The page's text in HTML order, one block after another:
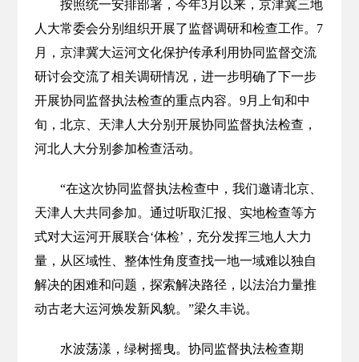
按照统一安排部署，今年3月以来，京津冀三地
人大常委会分别组织开展了监督调研和检查工作。7
月，京津冀大运河文化保护传承利用协同监督交流
研讨会交流了相关调研情况，进一步明确了下一步
开展协同监督执法检查的重点内容。9月上旬和中
旬，北京、天津人大分别开展协同监督执法检查，
河北人大分别参加检查活动。
“在这次协同监督执法检查中，我们邀请北京、
天津人大共同参加。通过听取汇报、实地检查等方
式对大运河开展联合‘体检’，充分发挥三地人大力
量，从区域性、整体性角度查找一地一域难以独自
解决的困难和问题，探索解决路径，以法治力量推
动古老大运河焕发新风貌。”梁久丰说。
水波荡漾，绿树摇曳。协同监督执法检查期